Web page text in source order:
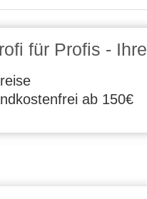
für Profis -
ab 150€